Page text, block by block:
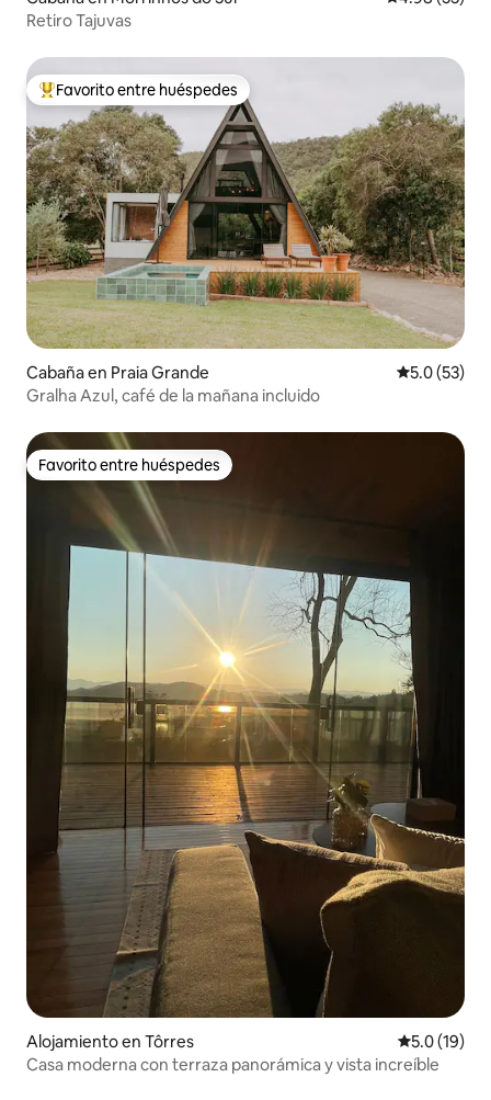
Retiro Tajuvas
Favorito entre huéspedes preferido
Favorito entre huéspedes
Cabaña en Praia Grande Calificación
5.0 (53)
Gralha Azul, café de la mañana incluido
Favorito entre huéspedes
Favorito entre huéspedes
Alojamiento en Tôrres Calificación
5.0 (19)
Casa moderna con terraza panorámica y vista increíble